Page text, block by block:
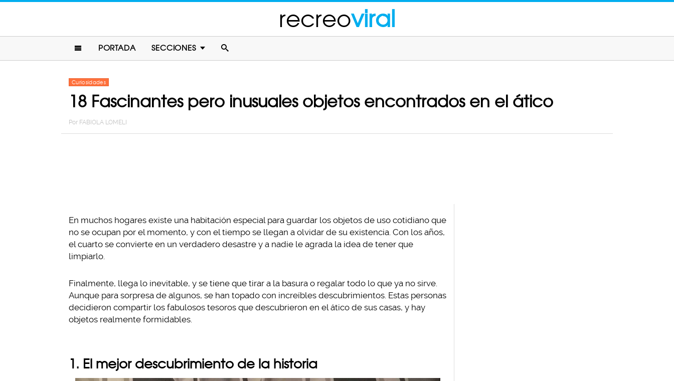
recreoviral
PORTADA SECCIONES
Curiosidades
18 Fascinantes pero inusuales objetos encontrados en el ático
Por FABIOLA LOMELI
En muchos hogares existe una habitación especial para guardar los objetos de uso cotidiano que
no se ocupan por el momento, y con el tiempo se llegan a olvidar de su existencia. Con los años,
el cuarto se convierte en un verdadero desastre y a nadie le agrada la idea de tener que
limpiarlo.
Finalmente, llega lo inevitable, y se tiene que tirar a la basura o regalar todo lo que ya no sirve.
Aunque para sorpresa de algunos, se han topado con increíbles descubrimientos. Estas personas
decidieron compartir los fabulosos tesoros que descubrieron en el ático de sus casas, y hay
objetos realmente formidables.
1. El mejor descubrimiento de la historia